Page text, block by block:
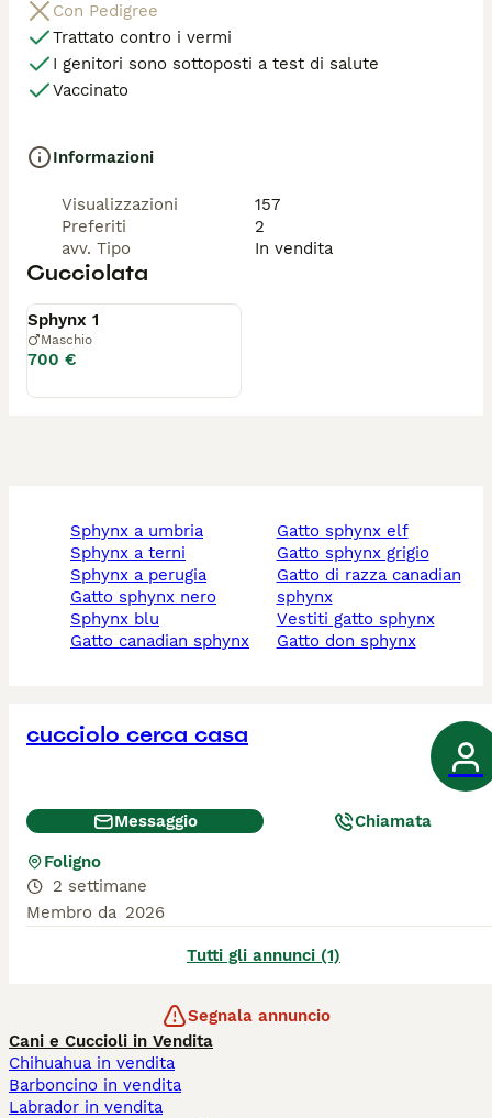
Con Pedigree
Trattato contro i vermi
I genitori sono sottoposti a test di salute
Vaccinato
Informazioni
Visualizzazioni
157
Preferiti
2
avv. Tipo
In vendita
Cucciolata
Sphynx 1
Maschio
700 €
sphynx a umbria
sphynx a terni
sphynx a perugia
gatto sphynx nero
sphynx blu
gatto canadian sphynx
gatto sphynx elf
gatto sphynx grigio
gatto di razza canadian
sphynx
vestiti gatto sphynx
gatto don sphynx
cucciolo cerca casa
Messaggio Chiamata
Foligno
2 settimane
Membro da 2026
Tutti gli annunci (1)
Segnala annuncio
Cani e Cuccioli in Vendita
Chihuahua in vendita
Barboncino in vendita
Labrador in vendita